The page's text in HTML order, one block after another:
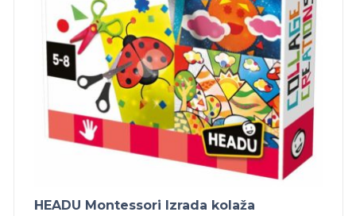
HEADU Montessori Izrada kolaža